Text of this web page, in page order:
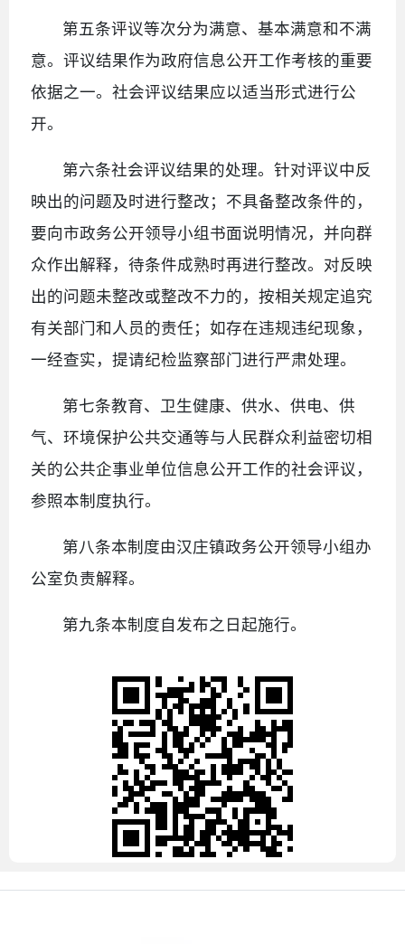
第五条评议等次分为满意、基本满意和不满
意。评议结果作为政府信息公开工作考核的重要
依据之一。社会评议结果应以适当形式进行公
开。
第六条社会评议结果的处理。针对评议中反
映出的问题及时进行整改；不具备整改条件的，
要向市政务公开领导小组书面说明情况，并向群
众作出解释，待条件成熟时再进行整改。对反映
出的问题未整改或整改不力的，按相关规定追究
有关部门和人员的责任；如存在违规违纪现象，
一经查实，提请纪检监察部门进行严肃处理。
第七条教育、卫生健康、供水、供电、供
气、环境保护公共交通等与人民群众利益密切相
关的公共企事业单位信息公开工作的社会评议，
参照本制度执行。
第八条本制度由汉庄镇政务公开领导小组办
公室负责解释。
第九条本制度自发布之日起施行。